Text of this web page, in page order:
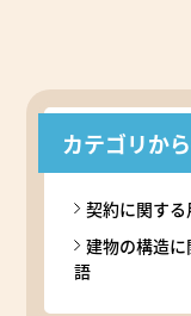
カテゴリか
契約に関する
建物の構造に
語